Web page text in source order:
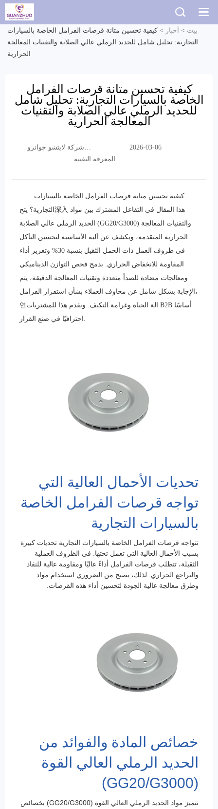
بيت > أخبار > كيفية تحسين متانة قرصات الفرامل الخاصة بالسيارات
التجارية: تحليل شامل للحديد الرملي عالي الصلابة والتقنيات المعالجة
الحرارية
كيفية تحسين متانة قرصات الفرامل
الخاصة بالسيارات التجارية: تحليل شامل
للحديد الرملي عالي الصلابة والتقنيات
المعالجة الحرارية
شركة لايتشو جوانزو
التجارية المحدودة
2026-03-06
المعرفة التقنية
كيفية تحسين متانة قرصات الفرامل الخاصة بالسيارات
التجارية؟ يتح深入 هذا المقال في التفاعل المشترك بين مواد
الحديد الرملي عالي الصلابة (GG20/G3000) والتقنيات المعالجة
الحرارية المتقدمة، ويكشف عن آلية الأساسية لتحسين التآكل
في ظروف العمل ذات الحمل الثقيل بنسبة 30% وتعزيز أداء
المقاومة للانخفاض الحراري. بدمج فحص التوازن الديناميكي
ومعالجات مضادة للصدأ متعددة وتقنيات المعالجة الدقيقة، يتم
الإجابة بشكل شامل عن مخاوف العملاء بشأن استقرار الفرامل،
연الة الحياة وغرامة التكيف. ويقدم هذا للمشتريات B2B أساسًا
احترافيًا في صنع القرار.
تحديات الأحمال العالية التي
تواجه قرصات الفرامل الخاصة
بالسيارات التجارية
تتواجه قرصات الفرامل الخاصة بالسيارات التجارية تحديات كبيرة
بسبب الأحمال العالية التي تعمل تحتها. في الظروف العملية
الثقيلة، تتطلب قرصات الفرامل أداءً عاليًا ومقاومة عالية للنفاذ
والتراجع الحراري. لذلك، يصبح من الضروري استخدام مواد
وطرق معالجة عالية الجودة لتحسين أداء هذه القرصات.
خصائص المادة والفوائد من
الحديد الرملي العالي القوة
(GG20/G3000)
تتميز مواد الحديد الرملي العالي القوة (GG20/G3000) بخصائص